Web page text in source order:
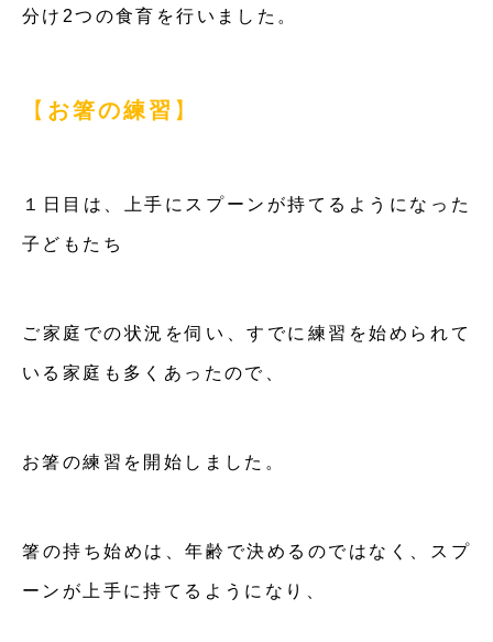
分け2つの食育を行いました。
【 お箸の練習 】
１日目は、上手にスプーンが持てるようになった
子どもたち
ご家庭での状況を伺い、すでに練習を始められて
いる家庭も多くあったので、
お箸の練習を開始しました。
箸の持ち始めは、年齢で決めるのではなく、スプ
ーンが上手に持てるようになり、